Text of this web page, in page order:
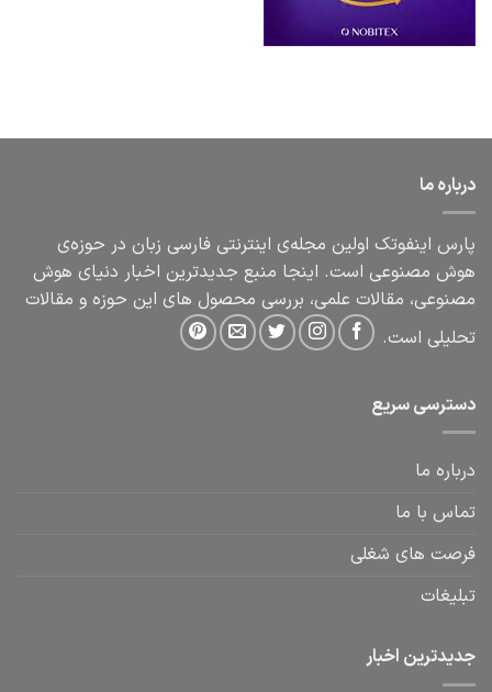
درباره ما
پارس اینفوتک اولین مجله‌ی اینترنتی فارسی زبان در حوزه‌ی
هوش مصنوعی است. اینجا منبع جدیدترین اخبار دنیای هوش
مصنوعی، مقالات علمی، بررسی محصول های این حوزه و مقالات
تحلیلی است.
دسترسی سریع
درباره ما
تماس با ما
فرصت های شغلی
تبلیغات
جدیدترین اخبار